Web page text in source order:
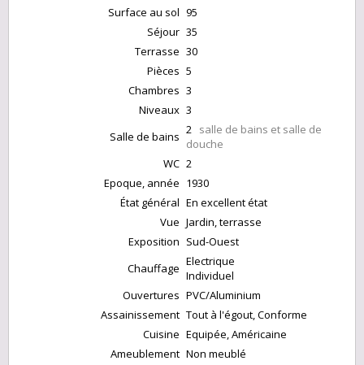
Surface au sol 95
Séjour 35
Terrasse 30
Pièces 5
Chambres 3
Niveaux 3
Salle de bains 2 salle de bains et salle de
douche
WC 2
Epoque, année 1930
État général En excellent état
Vue Jardin, terrasse
Exposition Sud-Ouest
Chauffage Electrique
Individuel
Ouvertures PVC/Aluminium
Assainissement Tout à l'égout, Conforme
Cuisine Equipée, Américaine
Ameublement Non meublé